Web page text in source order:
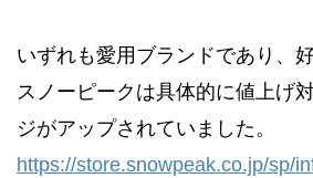
いずれも愛用ブランドであり、
スノーピークは具体的に値上げ
ジがアップされていました。
https://store.snowpeak.co.jp/sp/